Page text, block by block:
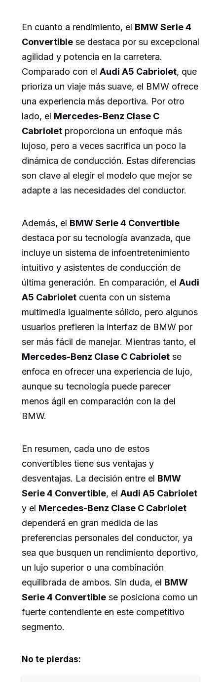
En cuanto a rendimiento, el BMW Serie 4
Convertible se destaca por su excepcional
agilidad y potencia en la carretera.
Comparado con el Audi A5 Cabriolet, que
prioriza un viaje más suave, el BMW ofrece
una experiencia más deportiva. Por otro
lado, el Mercedes-Benz Clase C
Cabriolet proporciona un enfoque más
lujoso, pero a veces sacrifica un poco la
dinámica de conducción. Estas diferencias
son clave al elegir el modelo que mejor se
adapte a las necesidades del conductor.
Además, el BMW Serie 4 Convertible
destaca por su tecnología avanzada, que
incluye un sistema de infoentretenimiento
intuitivo y asistentes de conducción de
última generación. En comparación, el Audi
A5 Cabriolet cuenta con un sistema
multimedia igualmente sólido, pero algunos
usuarios prefieren la interfaz de BMW por
ser más fácil de manejar. Mientras tanto, el
Mercedes-Benz Clase C Cabriolet se
enfoca en ofrecer una experiencia de lujo,
aunque su tecnología puede parecer
menos ágil en comparación con la del
BMW.
En resumen, cada uno de estos
convertibles tiene sus ventajas y
desventajas. La decisión entre el BMW
Serie 4 Convertible, el Audi A5 Cabriolet
y el Mercedes-Benz Clase C Cabriolet
dependerá en gran medida de las
preferencias personales del conductor, ya
sea que busquen un rendimiento deportivo,
un lujo superior o una combinación
equilibrada de ambos. Sin duda, el BMW
Serie 4 Convertible se posiciona como un
fuerte contendiente en este competitivo
segmento.
No te pierdas: